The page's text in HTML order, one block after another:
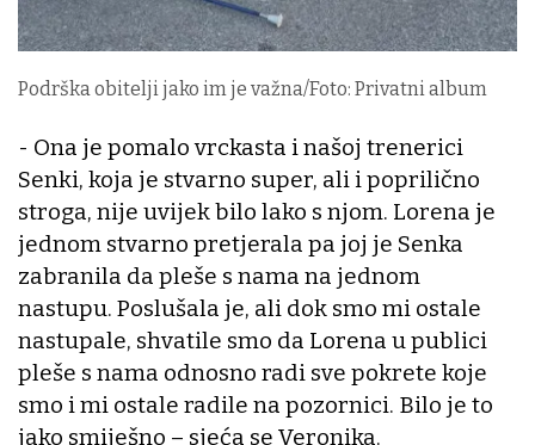
Podrška obitelji jako im je važna/Foto: Privatni album
- Ona je pomalo vrckasta i našoj trenerici
Senki, koja je stvarno super, ali i poprilično
stroga, nije uvijek bilo lako s njom. Lorena je
jednom stvarno pretjerala pa joj je Senka
zabranila da pleše s nama na jednom
nastupu. Poslušala je, ali dok smo mi ostale
nastupale, shvatile smo da Lorena u publici
pleše s nama odnosno radi sve pokrete koje
smo i mi ostale radile na pozornici. Bilo je to
jako smiješno – sjeća se Veronika.